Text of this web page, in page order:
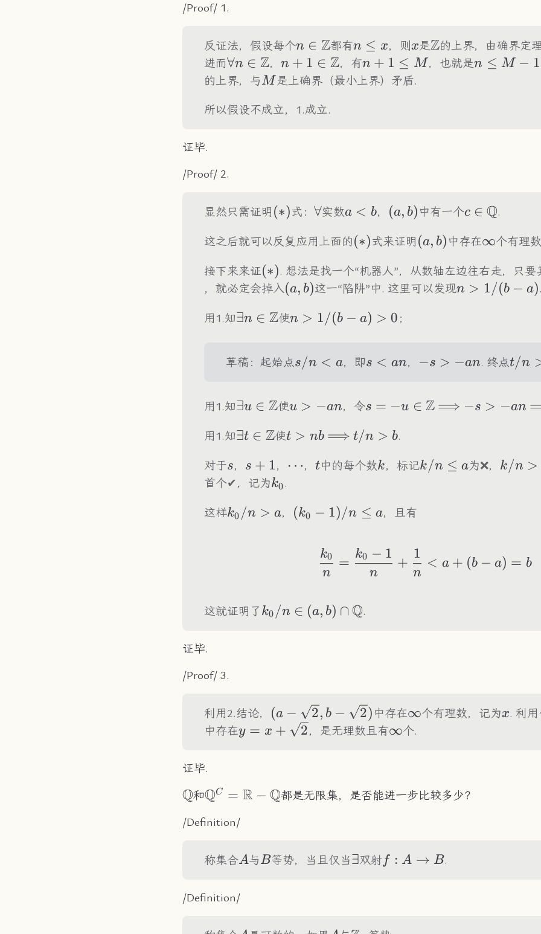
/Proof/ 1.
反证法，假设每个n\in
\Z
n ∈ Z都有n\leq
x
n ≤ x，则 x
x是\Z
Z的上界，由确界定
进而\forall
n\in\Z
∀n ∈ Z， n+1\in\Z
n + 1 ∈ Z，有n+1\leq
M
n + 1 ≤ M ，也就是n\leq
n ≤ M − 1
的上界，与M
M 是上确界（最小上界）矛盾.
所以假设不成立，1.成立.
证毕.
/Proof/ 2.
显然只需证明 (*)
(∗)式： \forall
∀实数a<b
a < b， (a,b)
(a, b) 中有一个c ∈ Q.
这之后就可以反复应用上面的(*)
(∗)式来证明 (a,b)
(a, b) 中存在\infty
∞个有理
接下来来证(*)
(∗). 想法是找一个“机器人”，从数轴左边往右走，只要
，就必定会掉入(a,b)
(a, b)这一“陷阱”中. 这里可以发现n>1/(b-
n > 1/(b − a).
用1.知\exist
∃n ∈ Z使n>1/(b-
n > 1/(b − a) > 0 ；
草稿：起始点s/n<a
s/n < a，即s<an
s < an，
-
−s > −an. 终点t/
t/n
用1.知\exist
∃u ∈ Z使u>-
u > −an，令s=-
s = −u ∈ Z \Longrightarrow
⟹ -
−s > −an
用1.知\exist
∃t ∈ Z使t>nb
t > nb \Longrightarrow
⟹ t/n>b
t/n > b.
对于s
s， s+1
s + 1， \cdots
⋯，t
t中的每个数k
k，标记k/n\leq
k/n ≤ a为❌， k/n>a
k/n >
首个✔，记为k_0
k0 .
这样k_0/n>a
k0 /n > a， (k_0-
(k0 − 1)/n ≤ a，且有
n
k0 =
n
k0 − 1
+
n
1
< a + (b − a) = b
这就证明了 k_0/n\in(a,b)\cap\mathbb{Q}
k0 /n ∈ (a, b) ∩ Q.
证毕.
/Proof/ 3.
利用2.结论， (a-
\sqrt2,b-
(a − 2, b − 2) 中存在\infty
∞个有理数，记为x
x. 利用
中存在y=x+\sqrt2
y = x + 2，是无理数且有\infty
∞个.
证毕.
\mathbb{Q}
Q和\mathbb{Q}^C=\R-
QC = R − Q都是无限集，是否能进一步比较多少？
/Definition/
称集合A
A与B
B等势，当且仅当\exist
∃双射 f:A\to
f : A → B.
/Definition/